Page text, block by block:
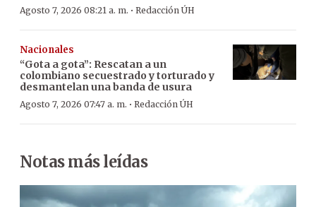
Agosto 7, 2026 08:21 a. m. · Redacción ÚH
Nacionales
“Gota a gota”: Rescatan a un
colombiano secuestrado y torturado y
desmantelan una banda de usura
Agosto 7, 2026 07:47 a. m. · Redacción ÚH
Notas más leídas